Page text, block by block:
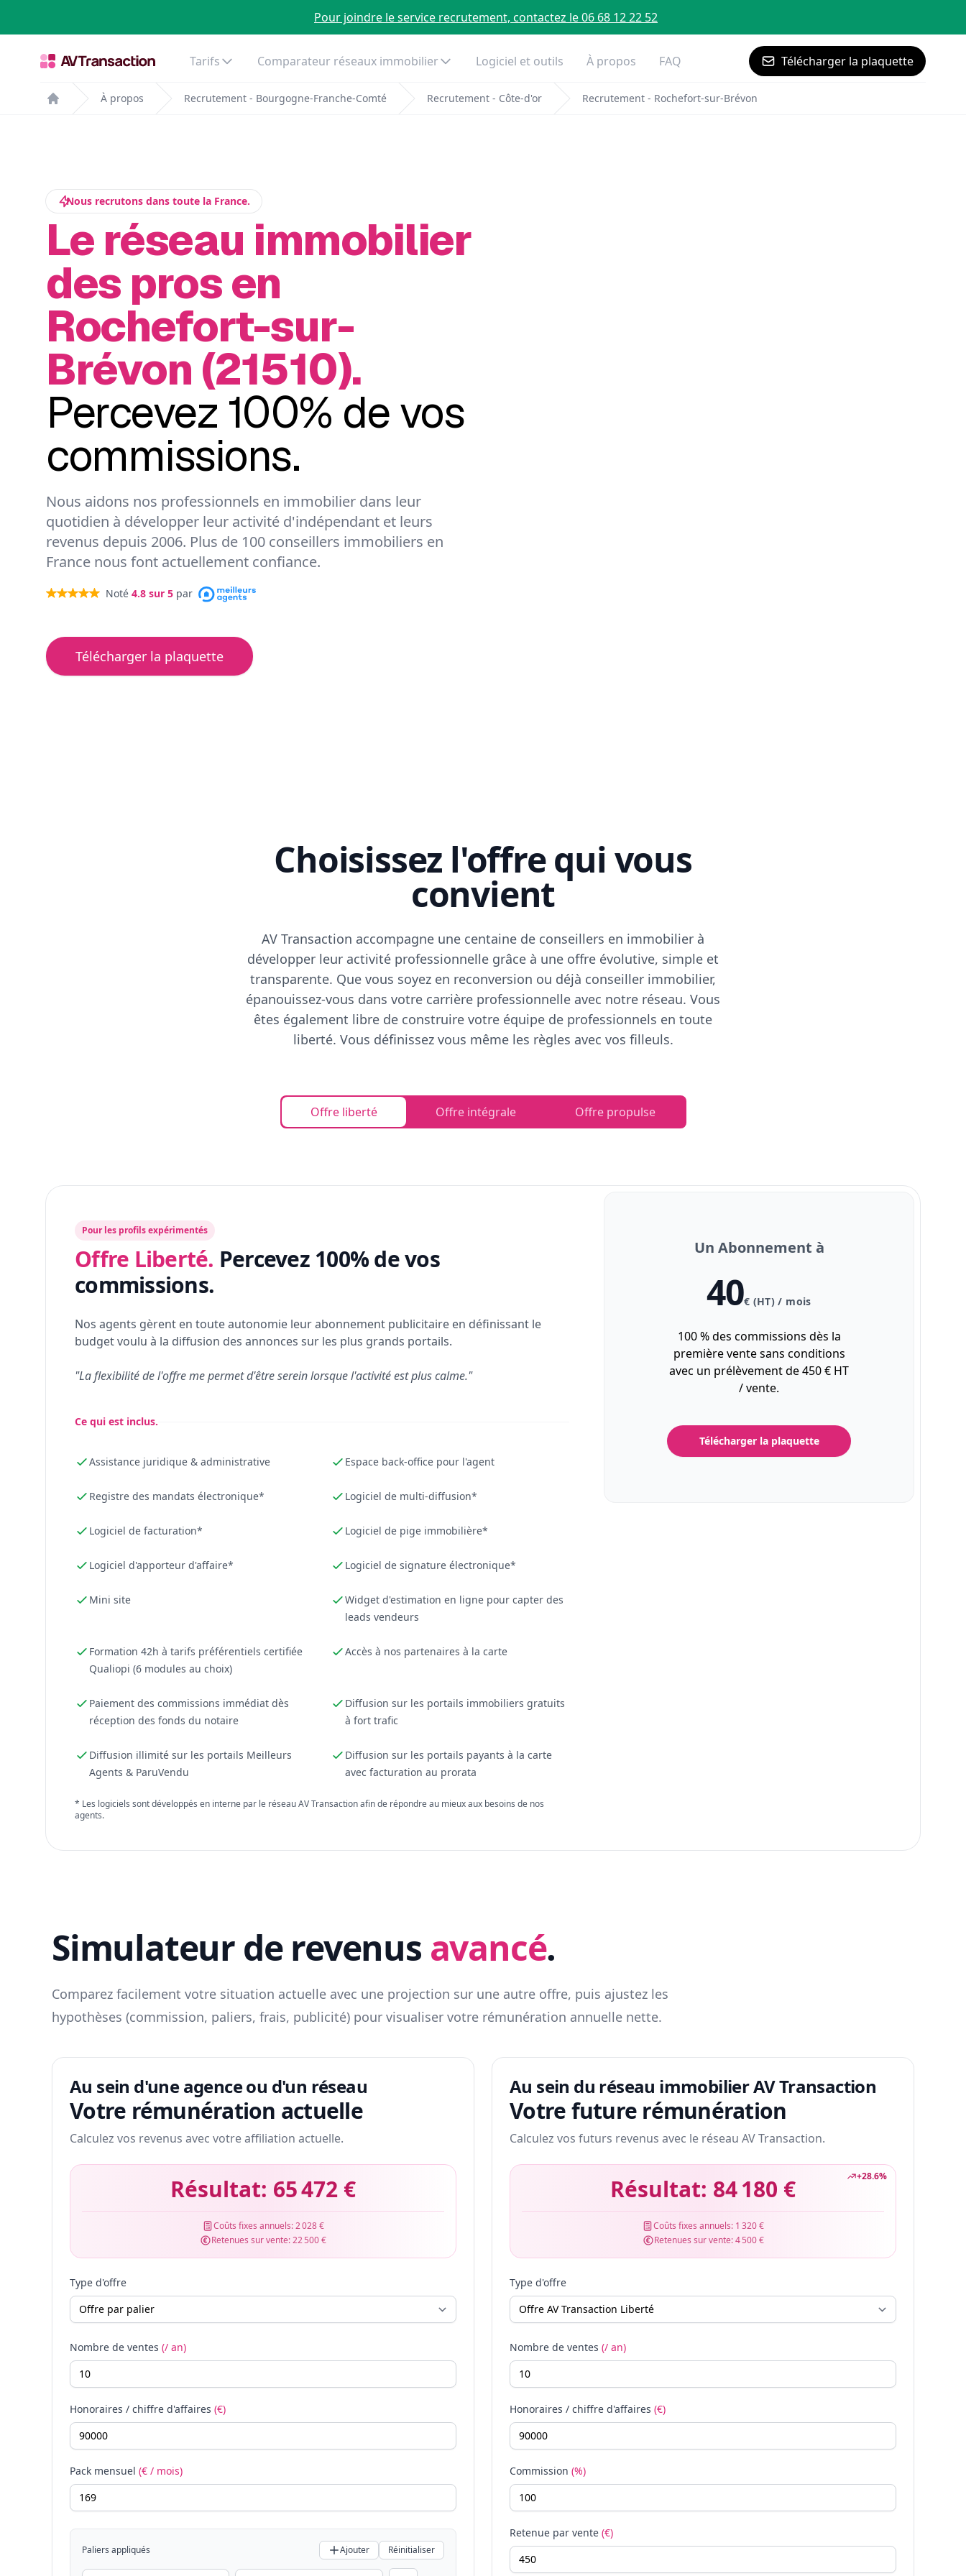
Pour joindre le service recrutement, contactez le 06 68 12 22 52
Tarifs Comparateur réseaux immobilier Logiciel et outils À propos FAQ Télécharger la plaquette
Home
À propos Recrutement - Bourgogne-Franche-Comté Recrutement - Côte-d'or Recrutement - Rochefort-sur-Brévon
Nous recrutons dans toute la France.
Le réseau immobilier
des pros en
Rochefort-sur-
Brévon (21510).
Percevez 100% de vos
commissions.
Nous aidons nos professionnels en immobilier dans leur
quotidien à développer leur activité d'indépendant et leurs
revenus depuis 2006. Plus de 100 conseillers immobiliers en
France nous font actuellement confiance.
Noté 4.8 sur 5 par
Télécharger la plaquette
Choisissez l'offre qui vous
convient
AV Transaction accompagne une centaine de conseillers en immobilier à
développer leur activité professionnelle grâce à une offre évolutive, simple et
transparente. Que vous soyez en reconversion ou déjà conseiller immobilier,
épanouissez-vous dans votre carrière professionnelle avec notre réseau. Vous
êtes également libre de construire votre équipe de professionnels en toute
liberté. Vous définissez vous même les règles avec vos filleuls.
Offre liberté Offre intégrale Offre propulse
Pour les profils expérimentés
Offre Liberté. Percevez 100% de vos
commissions.
Nos agents gèrent en toute autonomie leur abonnement publicitaire en définissant le
budget voulu à la diffusion des annonces sur les plus grands portails.
"La flexibilité de l'offre me permet d'être serein lorsque l'activité est plus calme."
Ce qui est inclus.
Assistance juridique & administrative Espace back-office pour l'agent
Registre des mandats électronique* Logiciel de multi-diffusion*
Logiciel de facturation* Logiciel de pige immobilière*
Logiciel d'apporteur d'affaire* Logiciel de signature électronique*
Mini site
Widget d'estimation en ligne pour capter des
leads vendeurs
Formation 42h à tarifs préférentiels certifiée
Qualiopi (6 modules au choix)
Accès à nos partenaires à la carte
Paiement des commissions immédiat dès
réception des fonds du notaire
Diffusion sur les portails immobiliers gratuits
à fort trafic
Diffusion illimité sur les portails Meilleurs
Agents & ParuVendu
Diffusion sur les portails payants à la carte
avec facturation au prorata
* Les logiciels sont développés en interne par le réseau AV Transaction afin de répondre au mieux aux besoins de nos
agents.
Un Abonnement à
40€ (HT) / mois
100 % des commissions dès la
première vente sans conditions
avec un prélèvement de 450 € HT
/ vente.
Télécharger la plaquette
Simulateur de revenus avancé.
Comparez facilement votre situation actuelle avec une projection sur une autre offre, puis ajustez les
hypothèses (commission, paliers, frais, publicité) pour visualiser votre rémunération annuelle nette.
Au sein d'une agence ou d'un réseau
Votre rémunération actuelle
Calculez vos revenus avec votre affiliation actuelle.
Résultat: 65 472 €
Coûts fixes annuels:2 028 €
Retenues sur vente:22 500 €
Type d'offre
Nombre de ventes (/ an)
Honoraires / chiffre d'affaires (€)
Pack mensuel (€ / mois)
Paliers appliqués Ajouter Réinitialiser
Au sein du réseau immobilier AV Transaction
Votre future rémunération
Calculez vos futurs revenus avec le réseau AV Transaction.
+28.6%
Résultat: 84 180 €
Coûts fixes annuels: 1 320 €
Retenues sur vente:4 500 €
Type d'offre
Nombre de ventes (/ an)
Honoraires / chiffre d'affaires (€)
Commission (%)
Retenue par vente (€)